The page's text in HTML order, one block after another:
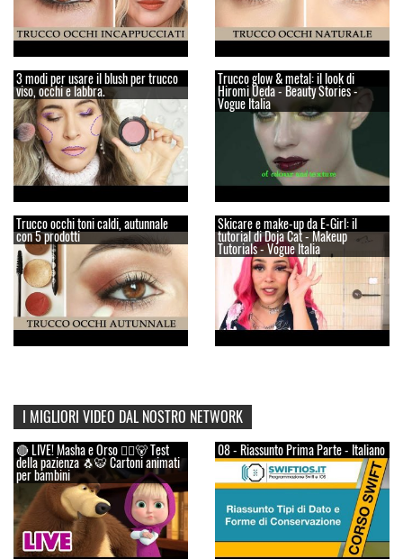
3 modi per usare il blush per trucco
viso, occhi e labbra.
Trucco glow & metal: il look di
Hiromi Ueda - Beauty Stories -
Vogue Italia
Trucco occhi toni caldi, autunnale
con 5 prodotti
Skicare e make-up da E-Girl: il
tutorial di Doja Cat - Makeup
Tutorials - Vogue Italia
I MIGLIORI VIDEO DAL NOSTRO NETWORK
🔴 LIVE! Masha e Orso 👱‍♀️🐻 Test
della pazienza 🐧🐯 Cartoni animati
per bambini
08 - Riassunto Prima Parte - Italiano